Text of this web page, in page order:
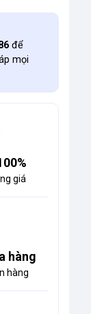
để
mọi
giá
hàng
hàng